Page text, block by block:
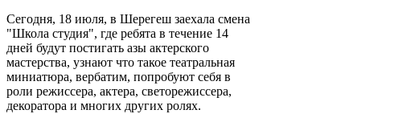
Сегодня, 18 июля, в Шерегеш заехала смена
"Школа студия", где ребята в течение 14
дней будут постигать азы актерского
мастерства, узнают что такое театральная
миниатюра, вербатим, попробуют себя в
роли режиссера, актера, светорежиссера,
декоратора и многих других ролях.